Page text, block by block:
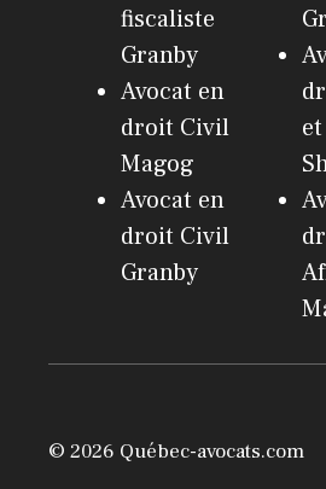
fiscaliste
Granby
Avocat en
droit Civil
Magog
Avocat en
droit Civil
Granby
© 2026 Québec-avocats.com